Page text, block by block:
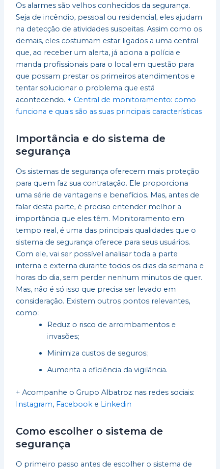
Os alarmes são velhos conhecidos da segurança.
Seja de incêndio, pessoal ou residencial, eles ajudam
na detecção de atividades suspeitas. Assim como os
demais, eles costumam estar ligados a uma central
que, ao receber um alerta, já aciona a polícia e
manda profissionais para o local em questão para
que possam prestar os primeiros atendimentos e
tentar solucionar o problema que está
acontecendo. + Central de monitoramento: como
funciona e quais são as suas principais características
Importância e do sistema de
segurança
Os sistemas de segurança oferecem mais proteção
para quem faz sua contratação. Ele proporciona
uma série de vantagens e benefícios. Mas, antes de
falar desta parte, é preciso entender melhor a
importância que eles têm. Monitoramento em
tempo real, é uma das principais qualidades que o
sistema de segurança oferece para seus usuários.
Com ele, vai ser possível analisar toda a parte
interna e externa durante todos os dias da semana e
horas do dia, sem perder nenhum minutos de quer.
Mas, não é só isso que precisa ser levado em
consideração. Existem outros pontos relevantes,
como:
Reduz o risco de arrombamentos e
invasões;
Minimiza custos de seguros;
Aumenta a eficiência da vigilância.
+ Acompanhe o Grupo Albatroz nas redes sociais:
Instagram, Facebook e Linkedin
Como escolher o sistema de
segurança
O primeiro passo antes de escolher o sistema de